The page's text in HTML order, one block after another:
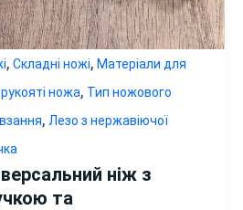
, Складні ножі, Матеріали для
ножа, Тип ножового
, Лезо з нержавіючої
ніж з
та